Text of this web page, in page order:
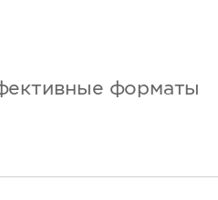
форматы